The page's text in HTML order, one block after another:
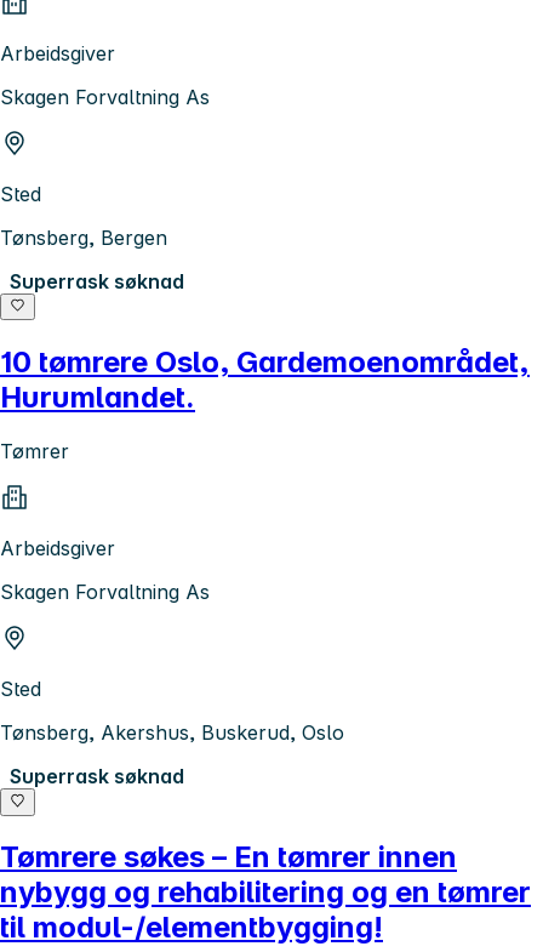
Arbeidsgiver
Skagen Forvaltning As
Sted
Tønsberg, Bergen
Superrask søknad
10 tømrere Oslo, Gardemoenområdet,
Hurumlandet.
Tømrer
Arbeidsgiver
Skagen Forvaltning As
Sted
Tønsberg, Akershus, Buskerud, Oslo
Superrask søknad
Tømrere søkes – En tømrer innen
nybygg og rehabilitering og en tømrer
til modul-/elementbygging!